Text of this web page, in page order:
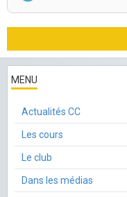
MENU
Actualités CC
Les cours
Le club
Dans les médias